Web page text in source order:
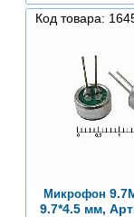
Код товара:
Микрофон
9.7*4.5 мм,